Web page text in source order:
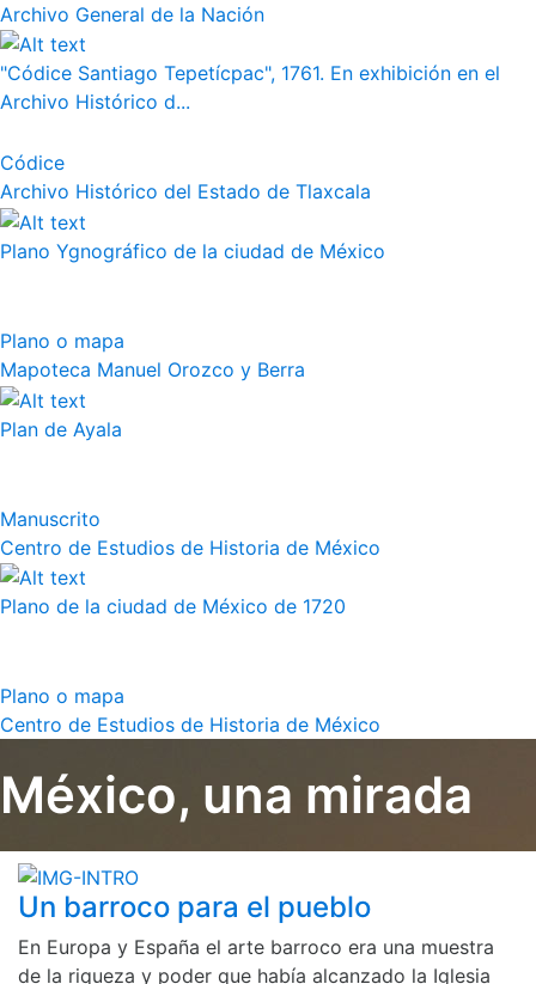
Archivo General de la Nación
"Códice Santiago Tepetícpac", 1761. En exhibición en el
Archivo Histórico d...
Códice
Archivo Histórico del Estado de Tlaxcala
Plano Ygnográfico de la ciudad de México
Plano o mapa
Mapoteca Manuel Orozco y Berra
Plan de Ayala
Manuscrito
Centro de Estudios de Historia de México
Plano de la ciudad de México de 1720
Plano o mapa
Centro de Estudios de Historia de México
México, una mirada
Un barroco para el pueblo
En Europa y España el arte barroco era una muestra
de la riqueza y poder que había alcanzado la Iglesia